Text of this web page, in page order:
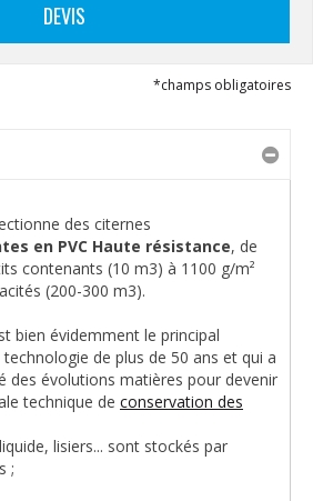
DEVIS
*champs obligatoires
des citernes
en PVC Haute résistance, de
contenants (10 m3) à 1100 g/m²
(200-300 m3).
bien évidemment le principal
de plus de 50 ans et qui a
des évolutions matières pour devenir
technique de conservation des
lisiers... sont stockés par
;